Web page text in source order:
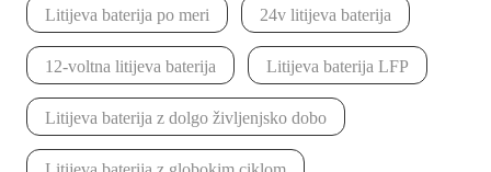
Litijeva baterija po meri 24v litijeva baterija
12-voltna litijeva baterija Litijeva baterija LFP
Litijeva baterija z dolgo življenjsko dobo